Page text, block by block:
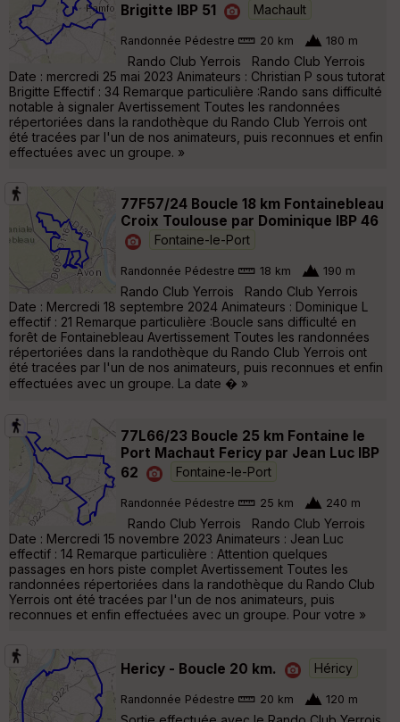
Brigitte IBP 51
Machault
Randonnée Pédestre 20 km 180 m
Rando Club Yerrois Rando Club Yerrois
Date : mercredi 25 mai 2023 Animateurs : Christian P sous tutorat
Brigitte Effectif : 34 Remarque particulière :Rando sans difficulté
notable à signaler Avertissement Toutes les randonnées
répertoriées dans la randothèque du Rando Club Yerrois ont
été tracées par l'un de nos animateurs, puis reconnues et enfin
effectuées avec un groupe. »
77F57/24 Boucle 18 km Fontainebleau
Croix Toulouse par Dominique IBP 46
Fontaine-le-Port
Randonnée Pédestre 18 km 190 m
Rando Club Yerrois Rando Club Yerrois
Date : Mercredi 18 septembre 2024 Animateurs : Dominique L
effectif : 21 Remarque particulière :Boucle sans difficulté en
forêt de Fontainebleau Avertissement Toutes les randonnées
répertoriées dans la randothèque du Rando Club Yerrois ont
été tracées par l'un de nos animateurs, puis reconnues et enfin
effectuées avec un groupe. La date � »
77L66/23 Boucle 25 km Fontaine le
Port Machaut Fericy par Jean Luc IBP
62
Fontaine-le-Port
Randonnée Pédestre 25 km 240 m
Rando Club Yerrois Rando Club Yerrois
Date : Mercredi 15 novembre 2023 Animateurs : Jean Luc
effectif : 14 Remarque particulière : Attention quelques
passages en hors piste complet Avertissement Toutes les
randonnées répertoriées dans la randothèque du Rando Club
Yerrois ont été tracées par l'un de nos animateurs, puis
reconnues et enfin effectuées avec un groupe. Pour votre »
Hericy - Boucle 20 km. Héricy
Randonnée Pédestre 20 km 120 m